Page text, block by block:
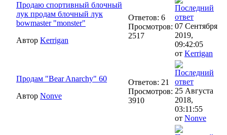
Продаю спортивный блочный
лук продам блочный лук
bowmaster "monster"
Автор Kerrigan
Ответов: 6
Просмотров:
2517
07 Сентября
2019,
09:42:05
от Kerrigan
Продам "Bear Anarchy" 60
Автор Nonve
Ответов: 21
Просмотров:
3910
25 Августа
2018,
03:11:55
от Nonve